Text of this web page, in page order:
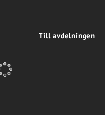
Till avdelningen